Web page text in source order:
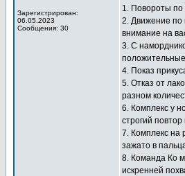
Зарегистрирован:
06.05.2023
Сообщения: 30
1. Повороты по
2. Движение по
внимание на
3. С
4. Показ
5. Отказ от
разном
6. Комплекс у
строгий
7. Комплекс на
зажато в
8. Команда Ко
искренней